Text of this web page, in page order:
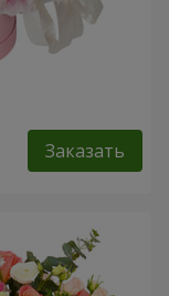
Заказать